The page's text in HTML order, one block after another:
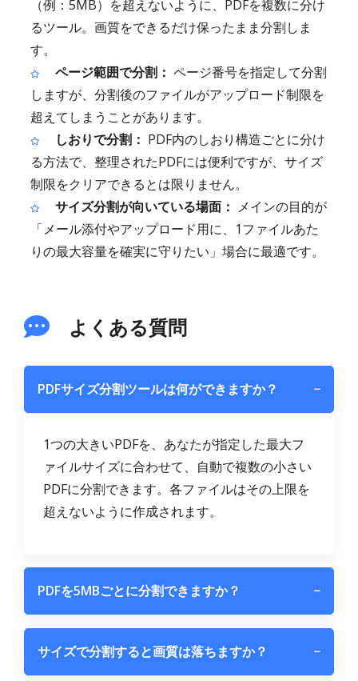
（例：5MB）を超えないように、PDFを複数に分け
るツール。画質をできるだけ保ったまま分割しま
す。
ページ範囲で分割： ページ番号を指定して分割
しますが、分割後のファイルがアップロード制限を
超えてしまうことがあります。
しおりで分割： PDF内のしおり構造ごとに分け
る方法で、整理されたPDFには便利ですが、サイズ
制限をクリアできるとは限りません。
サイズ分割が向いている場面： メインの目的が
「メール添付やアップロード用に、1ファイルあた
りの最大容量を確実に守りたい」場合に最適です。
よくある質問
PDFサイズ分割ツールは何ができますか？ −
1つの大きいPDFを、あなたが指定した最大フ
ァイルサイズに合わせて、自動で複数の小さい
PDFに分割できます。各ファイルはその上限を
超えないように作成されます。
PDFを5MBごとに分割できますか？ −
サイズで分割すると画質は落ちますか？ −